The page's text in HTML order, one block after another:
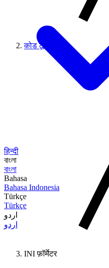
हिन्दी
বাংলা
বাংলা
Bahasa
Bahasa Indonesia
Türkçe
Türkçe
اردو
اردو
कोड टूल्स
INI फ़ॉर्मेटर